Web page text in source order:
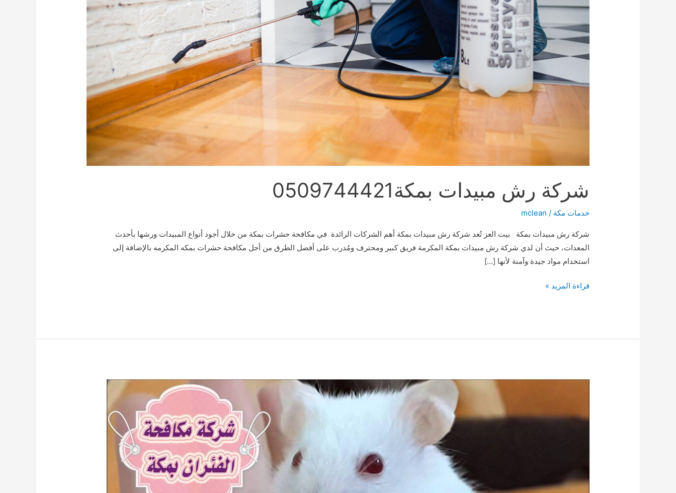
شركة رش مبيدات بمكة0509744421
خدمات مكة /
mclean
شركة رش مبيدات بمكة بيت العز تُعد شركة رش مبيدات بمكة أهم الشركات الرائدة في مكافحة حشرات بمكة من خلال أجود أنواع المبيدات ورشها بأحدث
المعدات، حيث أن لدي شركة رش مبيدات بمكة المكرمة فريق كبير ومحترف ومُدرب على أفضل الطرق من أجل مكافحة حشرات بمكه المكرمه بالإضافة إلى
استخدام مواد جيدة وآمنة لأنها […]
شركة
قراءة المزيد »